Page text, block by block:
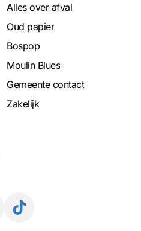
Alles over afval
Oud papier
Bospop
Moulin Blues
Gemeente contact
Zakelijk